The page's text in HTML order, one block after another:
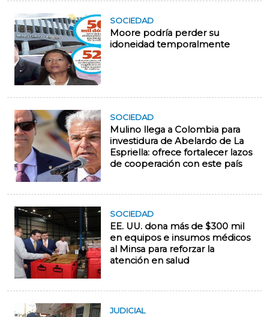
SOCIEDAD
Moore podría perder su
idoneidad temporalmente
SOCIEDAD
Mulino llega a Colombia para
investidura de Abelardo de La
Espriella: ofrece fortalecer lazos
de cooperación con este país
SOCIEDAD
EE. UU. dona más de $300 mil
en equipos e insumos médicos
al Minsa para reforzar la
atención en salud
JUDICIAL